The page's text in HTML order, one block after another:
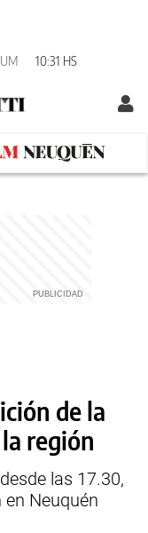
10:31 HS
de la
región
las 17.30,
Neuquén